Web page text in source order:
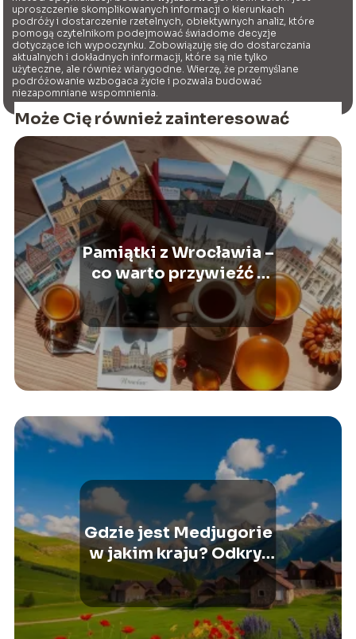
uproszczenie skomplikowanych informacji o kierunkach
podróży i dostarczenie rzetelnych, obiektywnych analiz, które
pomogą czytelnikom podejmować świadome decyzje
dotyczące ich wypoczynku. Zobowiązuję się do dostarczania
aktualnych i dokładnych informacji, które są nie tylko
użyteczne, ale również wiarygodne. Wierzę, że przemyślane
podróżowanie wzbogaca życie i pozwala budować
niezapomniane wspomnienia.
Może Cię również zainteresować
Pamiątki z Wrocławia –
co warto przywieźć z
tego pięknego miasta?
Gdzie jest Medjugorie
w jakim kraju? Odkryj
tajemnice tego miejsca